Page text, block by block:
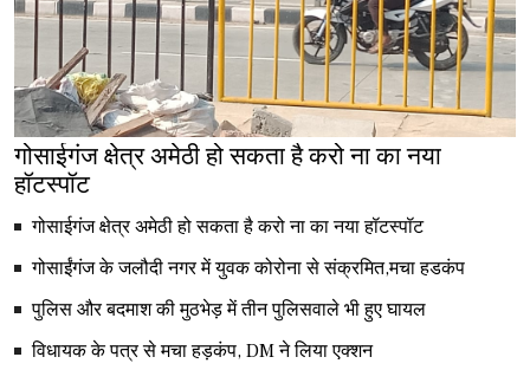
गोसाईगंज क्षेत्र अमेठी हो सकता है करो ना का नया
हॉटस्पॉट
गोसाईगंज क्षेत्र अमेठी हो सकता है करो ना का नया हॉटस्पॉट
गोसाईंगंज के जलौदी नगर में युवक कोरोना से संक्रमित,मचा हडकंप
पुलिस और बदमाश की मुठभेड़ में तीन पुलिसवाले भी हुए घायल
विधायक के पत्र से मचा हड़कंप, DM ने लिया एक्शन